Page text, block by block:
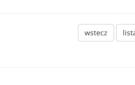
wstecz